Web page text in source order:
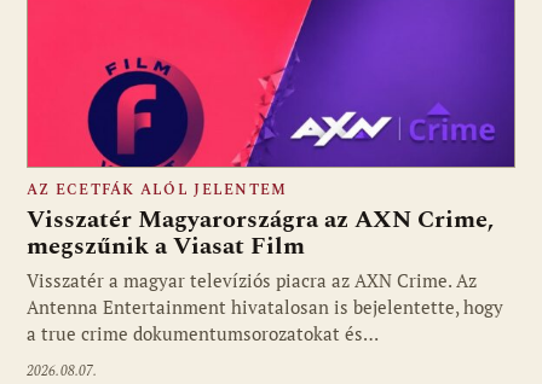
Fotó: media1.hu
AZ ECETFÁK ALÓL JELENTEM
Visszatér Magyarországra az AXN Crime,
megszűnik a Viasat Film
Visszatér a magyar televíziós piacra az AXN Crime. Az
Antenna Entertainment hivatalosan is bejelentette, hogy
a true crime dokumentumsorozatokat és…
2026.08.07.